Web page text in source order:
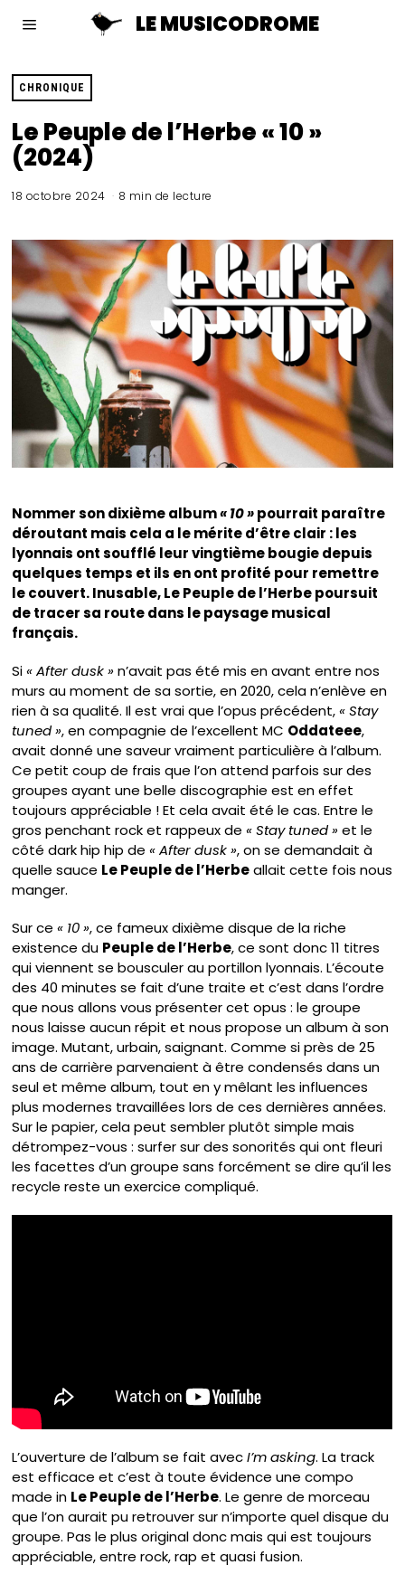
LE MUSICODROME
CHRONIQUE
Le Peuple de l’Herbe « 10 »
(2024)
18 octobre 2024 8 min de lecture
Nommer son dixième album« 10 »pourrait paraître
déroutant mais cela a le mérite d’être clair : les
lyonnais ont soufflé leur vingtième bougie depuis
quelques temps et ils en ont profité pour remettre
le couvert. Inusable, Le Peuple de l’Herbe poursuit
de tracer sa route dans le paysage musical
français.
Si« After dusk »n’avait pas été mis en avant entre nos
murs au moment de sa sortie, en 2020, cela n’enlève en
rien à sa qualité. Il est vrai que l’opus précédent,« Stay
tuned », en compagnie de l’excellent MC Oddateee,
avait donné une saveur vraiment particulière à l’album.
Ce petit coup de frais que l’on attend parfois sur des
groupes ayant une belle discographie est en effet
toujours appréciable ! Et cela avait été le cas. Entre le
gros penchant rock et rappeux de« Stay tuned »et le
côté dark hip hip de« After dusk », on se demandait à
quelle sauce Le Peuple de l’Herbeallait cette fois nous
manger.
Sur ce« 10 », ce fameux dixième disque de la riche
existence du Peuple de l’Herbe, ce sont donc 11 titres
qui viennent se bousculer au portillon lyonnais. L’écoute
des 40 minutes se fait d’une traite et c’est dans l’ordre
que nous allons vous présenter cet opus : le groupe
nous laisse aucun répit et nous propose un album à son
image. Mutant, urbain, saignant. Comme si près de 25
ans de carrière parvenaient à être condensés dans un
seul et même album, tout en y mêlant les influences
plus modernes travaillées lors de ces dernières années.
Sur le papier, cela peut sembler plutôt simple mais
détrompez-vous : surfer sur des sonorités qui ont fleuri
les facettes d’un groupe sans forcément se dire qu’il les
recycle reste un exercice compliqué.
L’ouverture de l’album se fait avecI’m asking. La track
est efficace et c’est à toute évidence une compo
made in Le Peuple de l’Herbe. Le genre de morceau
que l’on aurait pu retrouver sur n’importe quel disque du
groupe. Pas le plus original donc mais qui est toujours
appréciable, entre rock, rap et quasi fusion.